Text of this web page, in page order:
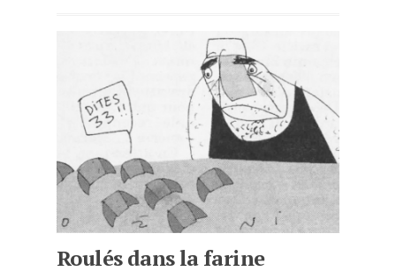
Roulés dans la farine